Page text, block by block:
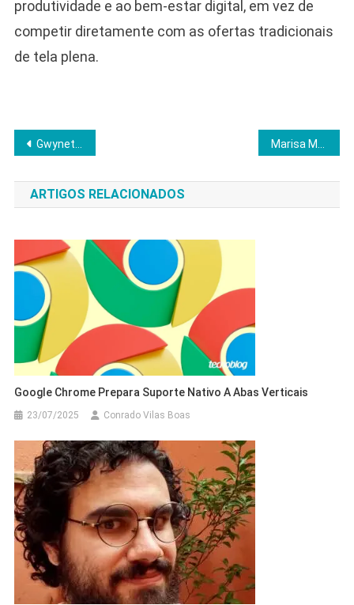
produtividade e ao bem-estar digital, em vez de
competir diretamente com as ofertas tradicionais
de tela plena.
Navegação
de
Post
Gwyneth Paltrow assume porta-voz da Astronomer após escândalo da “kiss cam” Marisa Monte anuncia turnê sinfônica “Phonica” por seis capitais a partir de outubro
ARTIGOS RELACIONADOS
Google Chrome Prepara Suporte Nativo A Abas Verticais
23/07/2025 Conrado Vilas Boas